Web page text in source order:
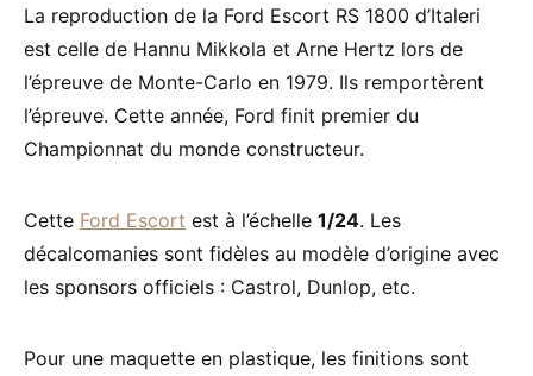
La reproduction de la Ford Escort RS 1800 d’Italeri
est celle de Hannu Mikkola et Arne Hertz lors de
l’épreuve de Monte-Carlo en 1979. Ils remportèrent
l’épreuve. Cette année, Ford finit premier du
Championnat du monde constructeur.
Cette Ford Escort est à l’échelle 1/24. Les
décalcomanies sont fidèles au modèle d’origine avec
les sponsors officiels : Castrol, Dunlop, etc.
Pour une maquette en plastique, les finitions sont